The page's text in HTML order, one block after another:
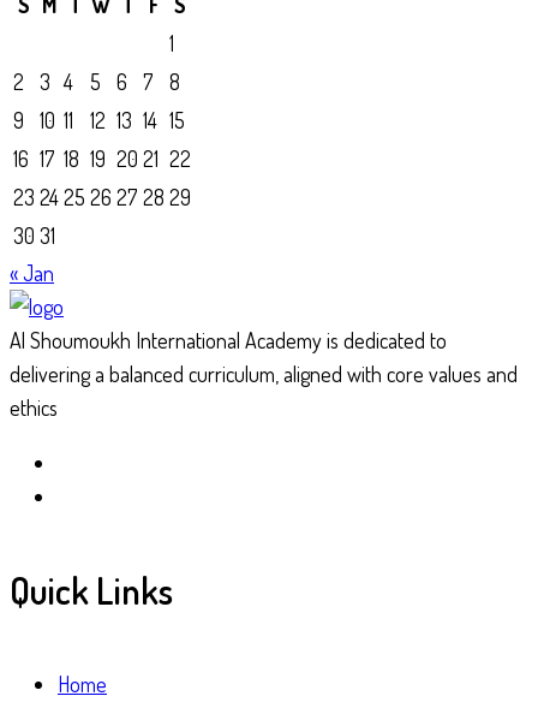
1
2
3 4 5 6 7
8
9
10 11 12 13 14 15
16 17 18 19 20 21 22
23 2425 26 27 28 29
30 31
« Jan
Al Shoumoukh International Academy is dedicated to
delivering a balanced curriculum, aligned with core values and
ethics
Quick Links
Home